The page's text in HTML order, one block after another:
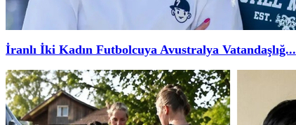
İranlı İki Kadın Futbolcuya Avustralya Vatandaşlığ...